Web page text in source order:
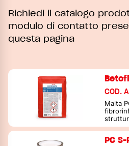
Richiedi il catalogo
modulo di contatto
questa pagina
COD.
Malta
PC S-